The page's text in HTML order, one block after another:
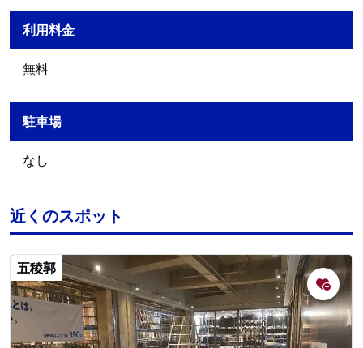
利用料金
無料
駐車場
なし
近くのスポット
五稜郭